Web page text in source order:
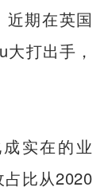
期在英国
打出手，
实在的业
比从2020